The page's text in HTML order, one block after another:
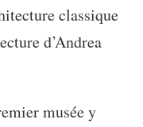
classique
d’Andrea
musée y